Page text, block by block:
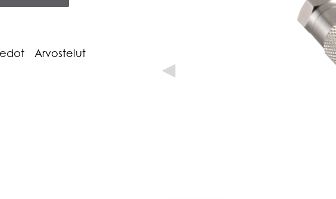
Arvostelut
◀